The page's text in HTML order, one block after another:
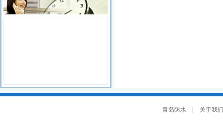
青岛防水 | 关于我